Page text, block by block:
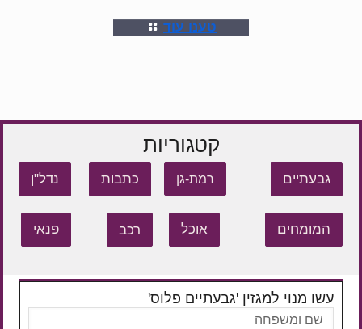
טענו עוד
קטגוריות
גבעתיים רמת-גן כתבות נדל"ן
המומחים אוכל רכב פנאי
עשו מנוי למגזין 'גבעתיים פלוס'